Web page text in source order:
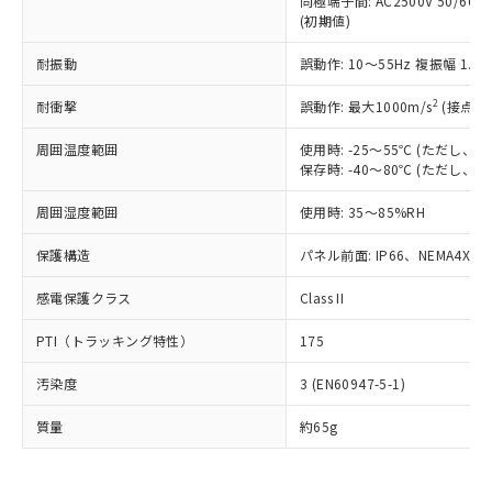
(初期値)
耐振動 誤動作: 10～55Hz 複振幅
耐衝撃 誤動作: 最大1000m/s2 (接点
周囲温度範囲
使用時: -25～55℃ (ただし、氷
保存時: -40～80℃ (ただし、氷
周囲湿度範囲 使用時: 35～85%RH
保護構造 パネル前面: IP66、NEMA4X,
感電保護クラス Class II
PTI（トラッキング特性） 175
汚染度 3 (EN60947-5-1)
質量 約65g
在庫状況および標準価格照会結果は、
記載している更新日時点での社内デー
タに基づき作成されるものであり、閲
覧された時点での実際の在庫および標
準価格とは異なる場合があることをご
正式な納期状況および標準価格はお客
様のお取引先、またはお客様担当のオ
ムロン制御機器販売店・当社販売員に
オムロン制御機器販売店や当社販売拠
販売ネットワーク
」をご確認
在庫状況および標準価格結果を当社の
事前の承諾なく第三者に漏洩または開
示しないようお願いします。
マイパーツ機能（部品リスト作成サー
ビス）をご利用いただくには、I-Web
メンバーズにご登録されている必要が
あります。
鉛(Pb) 1000ppm以下、 水銀(Hg) 1000ppm以下、 カド
類(PBB) 1000ppm以下、ポリ臭化ジフェニルエーテル類
(PBDE) 1000ppm以下、フタル酸ビス(2-エチルヘキシ
ル) (DEHP)(別名：DOP) 1000ppm以下、フタル酸ブチ
ルベンジル（BBP） 1000ppm以下、フタル酸ジブチル
（DBP） 1000ppm以下、フタル酸ジイソブチル
但し、RoHS指令で産業用監視および制御機器に対する
図的な使用がないことを確認しています。
部品在庫の切り替え状況などにより、予定
月が前後することがあります。
*中国RoHS10物質の基準値 (GB/T26572)：
Pb(鉛) :1000ppm、 Hg(水銀) : 1000ppm、 Cd(カドミウ
Cr(Ⅵ)(六価クロム) : 1000ppm、 PBBs(ポリ臭化ビフェ
ニル類) : 1000ppm、 PBDEs(ポリ臭化ジフェニルエーテ
ル類) : 1000ppm、
DBP(フタル酸ジブチル) : 1000ppm、 DIBP(フタル酸ジ
イソブチル) : 1000ppm、 BBP(フタル酸ブチルベンジ
DEHP(フタル酸ビス(2-エチルヘキシル)) : 1000ppm
「ｅ」：有害物質（10物質）のすべてが基
準値以下であることを示します。
「10」：通常の使用状況下において有害物
質が外部に漏えいし、環境に深刻な影響を
及ぼさない年数を意味します。
「－」：未確認です。当社販売部門へお問
（以下｢規制貨物等」という）を輸出
または国外への提供する場合は、日本
国政府の輸出許可(または役務取引許
可)を取得するなどの必要な手続きを
当社は規制貨物を破棄する場合は、完
全に破砕するなど、違法に輸出されな
いよう必要な手段を講じます。
当社は貴社製品を、核兵器、ミサイ
ル、化学兵器、生物兵器またはその他
武器並びにこれらの製造装置等に一切
当社は、貴社製品を第三者に販売する
場合は、上記1、2および3の内容を当
該第三者に通知します。また当社は、
販売先および販売に係わる関係者が違
法に輸出するおそれがある場合は、取
り引きをいたしません。
一定数以上の在庫あり
一定数には満たないが在庫あり
在庫なし(最新の在庫状況につ
いては、お客様のお取引先、ま
たはお客様担当のオムロン制御
機器販売店・当社販売員にご確
認ください)
受注生産機種、また在庫状況の
情報を公開していない機種